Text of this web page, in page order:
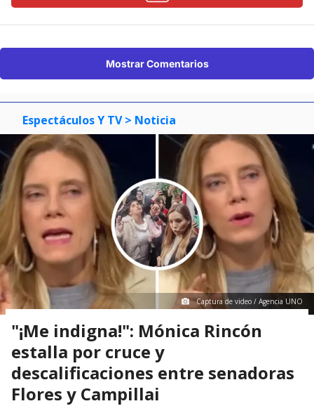
Mostrar Comentarios
Espectáculos Y TV > Noticia
Captura de video / Agencia UNO
"¡Me indigna!": Mónica Rincón
estalla por cruce y
descalificaciones entre senadoras
Flores y Campillai